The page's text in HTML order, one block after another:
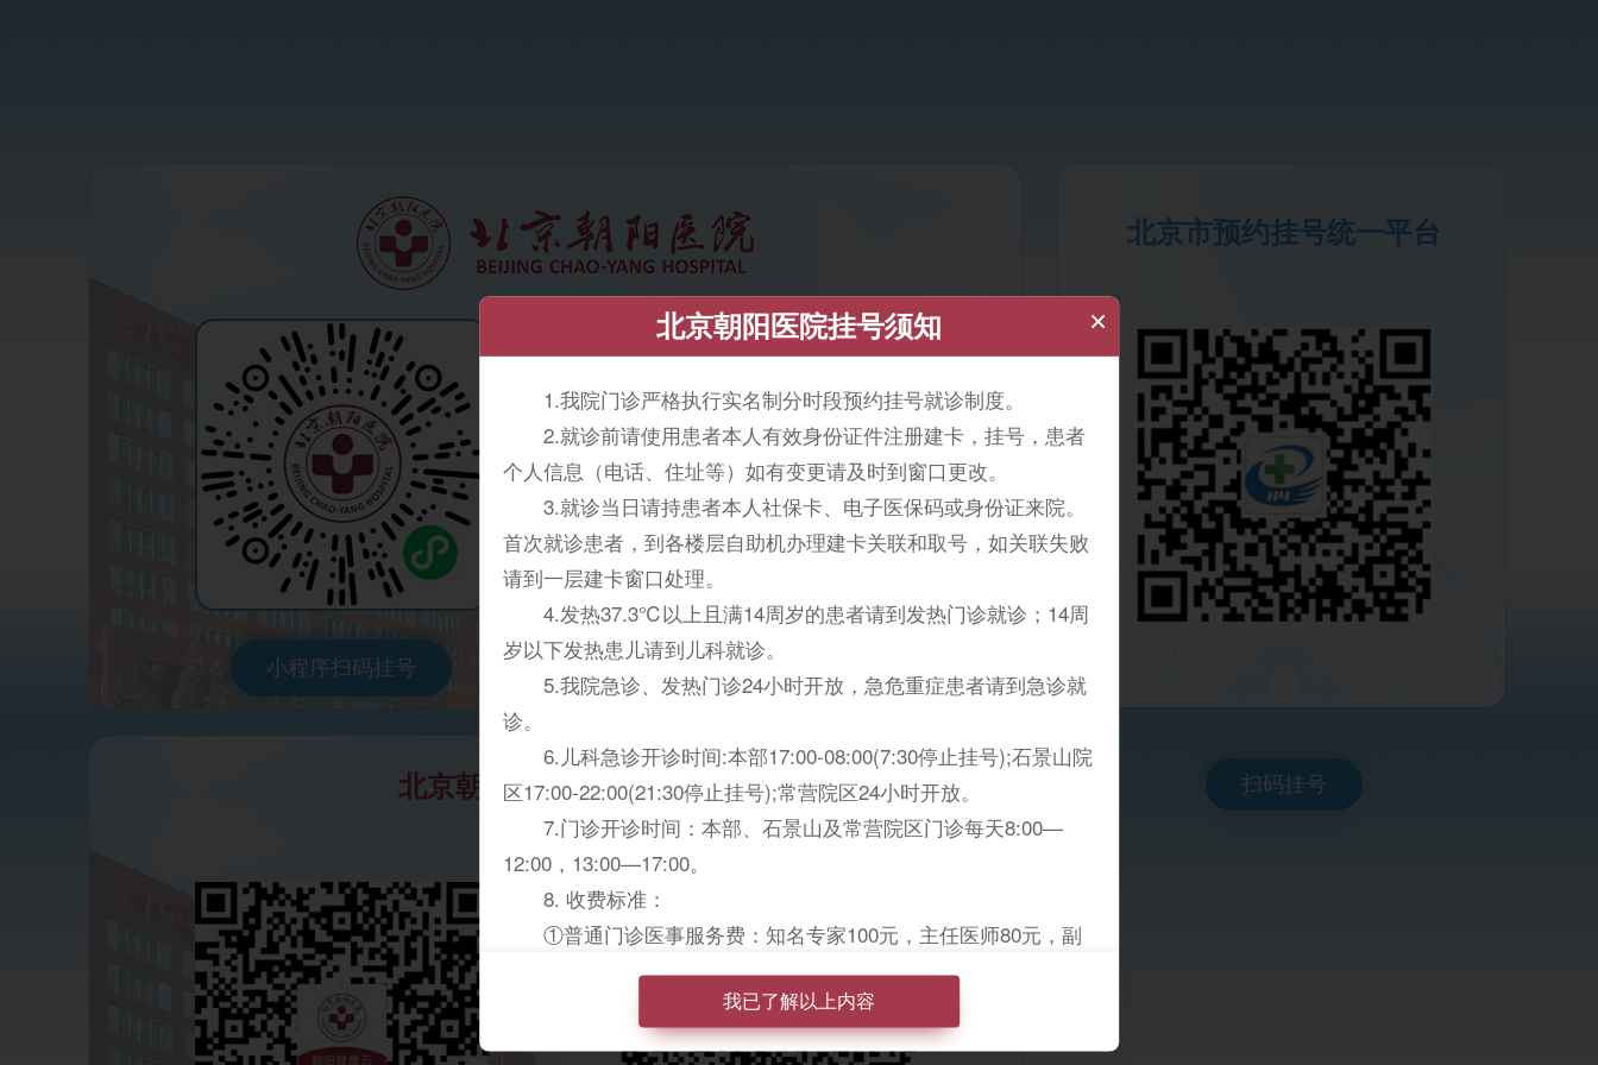
小程序扫码挂号 App扫码挂号
北京市预约挂号统一平台
扫码挂号
北京朝阳医院互联网医院
北京朝阳医院挂号须知 ×
1.我院门诊严格执行实名制分时段预约挂号就诊制度。
2.就诊前请使用患者本人有效身份证件注册建卡，挂号，患者
个人信息（电话、住址等）如有变更请及时到窗口更改。
3.就诊当日请持患者本人社保卡、电子医保码或身份证来院。
首次就诊患者，到各楼层自助机办理建卡关联和取号，如关联失败
请到一层建卡窗口处理。
4.发热37.3℃以上且满14周岁的患者请到发热门诊就诊；14周
岁以下发热患儿请到儿科就诊。
5.我院急诊、发热门诊24小时开放，急危重症患者请到急诊就
诊。
6.儿科急诊开诊时间:本部17:00-08:00(7:30停止挂号);石景山院
区17:00-22:00(21:30停止挂号);常营院区24小时开放。
7.门诊开诊时间：本部、石景山及常营院区门诊每天8:00—
12:00，13:00—17:00。
8. 收费标准：
①普通门诊医事服务费：知名专家100元，主任医师80元，副
主任医师60元，普通门诊50元。
②国际医疗部：挂号、治疗及检查费用均为自费。
【预约】每日早7:00开始放第14天号源。可通过“北京朝阳医
我已了解以上内容